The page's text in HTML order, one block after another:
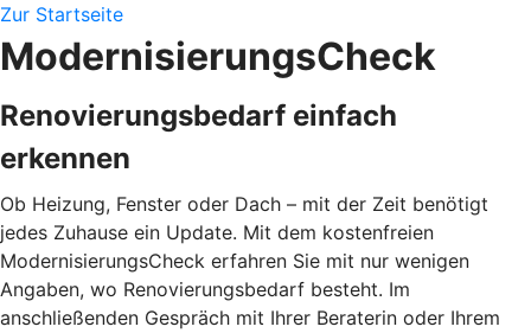
Zur Startseite
ModernisierungsCheck
Renovierungsbedarf einfach
erkennen
Ob Heizung, Fenster oder Dach – mit der Zeit benötigt
jedes Zuhause ein Update. Mit dem kostenfreien
ModernisierungsCheck erfahren Sie mit nur wenigen
Angaben, wo Renovierungsbedarf besteht. Im
anschließenden Gespräch mit Ihrer Beraterin oder Ihrem